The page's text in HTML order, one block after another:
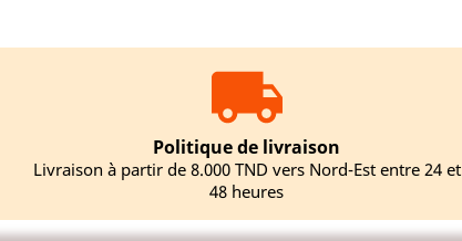
Politique de livraison
Livraison à partir de 8.000 TND vers Nord-Est entre 24 et
48 heures